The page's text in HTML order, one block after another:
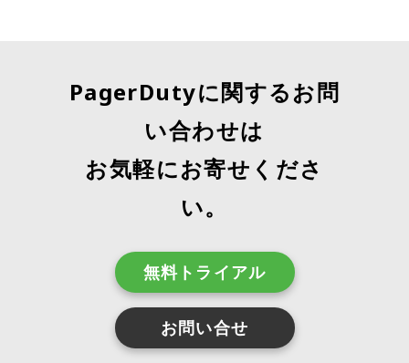
PagerDutyに関するお問
い合わせは
お気軽にお寄せくださ
い。
無料トライアル
お問い合せ